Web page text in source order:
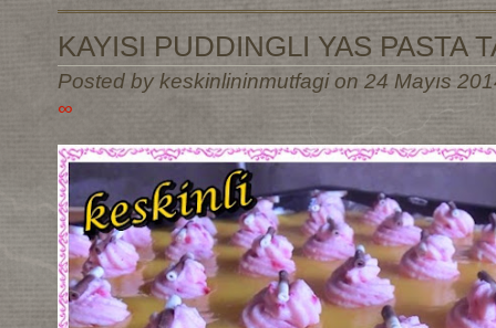
KAYISI PUDDINGLI YAS PASTA
Posted by keskinlininmutfagi on 24 Mayıs
∞